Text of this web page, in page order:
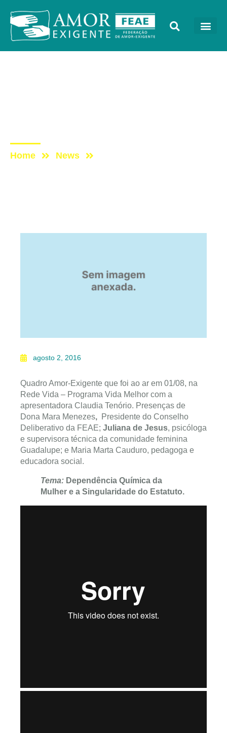
Home News
agosto 2, 2016
Quadro Amor-Exigente que foi ao ar em 01/08, na
Rede Vida – Programa Vida Melhor com a
apresentadora Claudia Tenório. Presenças de
Dona Mara Menezes, Presidente do Conselho
Deliberativo da FEAE; Juliana de Jesus, psicóloga
e supervisora técnica da comunidade feminina
Guadalupe; e Maria Marta Cauduro, pedagoga e
educadora social.
Tema: Dependência Química da
Mulher e a Singularidade do Estatuto.